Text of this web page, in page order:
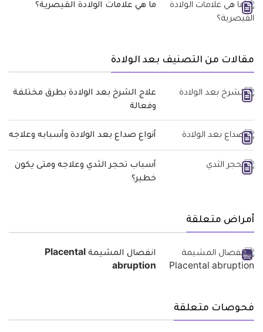
ما هي علامات الولادة القيصرية؟
مقالات من التصنيف بعد الولادة
علاج الشرخ بعد الولادة بطرق مختلفة
وفعالة
أنواع صداع بعد الولادة وأسبابه وعلاجه
أسباب تحجر الثدي وعلاجه ومتى يكون
خطير؟
أمراض متعلقة
انفصال المشيمة Placental
abruption
فحوصات متعلقة